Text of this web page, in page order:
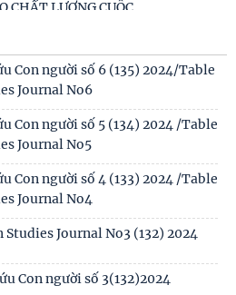
đình Việt Nam
ngân sách nhà nước năm 2026
Gia đình và
học thường niên về nghiên
CHẤT LƯỢNG CUỘC
đủ điều kiện, tiêu chuẩn, tham
biết chung
sinh đăng ký dự
Con người số 6 (135) 2024/Table
Con người số 5 (134) 2024 /Table